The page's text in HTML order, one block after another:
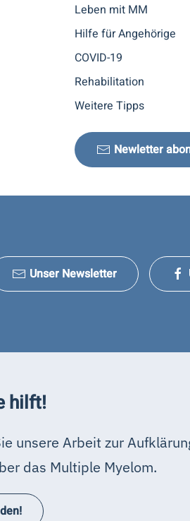
Leben mit MM
Hilfe für Angehörige
COVID-19
Rehabilitation
Weitere Tipps
Newletter
Unser Newsletter
hilft!
unsere Arbeit zur
das Multiple Myelom.